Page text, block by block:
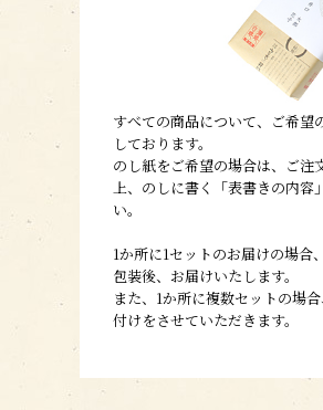
すべての商品について、ご希望
しております。
のし紙をご希望の場合は、ご注
上、のしに書く「表書きの内容
い。
1か所に1セットのお届けの場合
包装後、お届けいたします。
また、1か所に複数セットの場
付けをさせていただきます。